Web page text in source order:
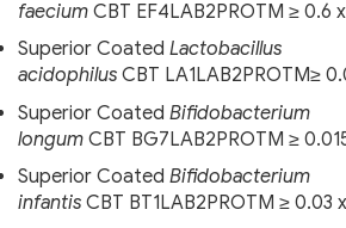
faecium CBT EF4LAB2PROTM ≥ 0.6
Superior Coated Lactobacillus
acidophilus CBT LA1LAB2PROTM≥
Superior Coated Bifidobacterium
longum CBT BG7LAB2PROTM ≥
Superior Coated Bifidobacterium
infantis CBT BT1LAB2PROTM ≥ 0.03